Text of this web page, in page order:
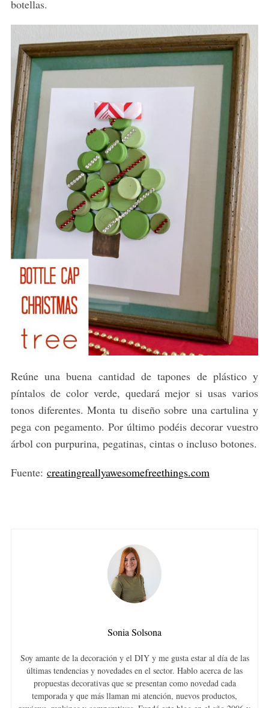
botellas.
Reúne una buena cantidad de tapones de plástico y
píntalos de color verde, quedará mejor si usas varios
tonos diferentes. Monta tu diseño sobre una cartulina y
pega con pegamento. Por último podéis decorar vuestro
árbol con purpurina, pegatinas, cintas o incluso botones.
Fuente: creatingreallyawesomefreethings.com
Sonia Solsona
Soy amante de la decoración y el DIY y me gusta estar al día de las
últimas tendencias y novedades en el sector. Hablo acerca de las
propuestas decorativas que se presentan como novedad cada
temporada y que más llaman mi atención, nuevos productos,